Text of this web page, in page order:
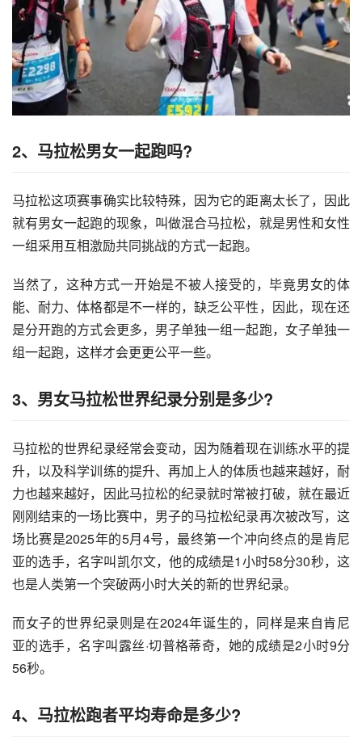
2、马拉松男女一起跑吗?
马拉松这项赛事确实比较特殊，因为它的距离太长了，因此
就有男女一起跑的现象，叫做混合马拉松，就是男性和女性
一组采用互相激励共同挑战的方式一起跑。
当然了，这种方式一开始是不被人接受的，毕竟男女的体
能、耐力、体格都是不一样的，缺乏公平性，因此，现在还
是分开跑的方式会更多，男子单独一组一起跑，女子单独一
组一起跑，这样才会更更公平一些。
3、男女马拉松世界纪录分别是多少?
马拉松的世界纪录经常会变动，因为随着现在训练水平的提
升，以及科学训练的提升、再加上人的体质也越来越好，耐
力也越来越好，因此马拉松的纪录就时常被打破，就在最近
刚刚结束的一场比赛中，男子的马拉松纪录再次被改写，这
场比赛是2025年的5月4号，最终第一个冲向终点的是肯尼
亚的选手，名字叫凯尔文，他的成绩是1小时58分30秒，这
也是人类第一个突破两小时大关的新的世界纪录。
而女子的世界纪录则是在2024年诞生的，同样是来自肯尼
亚的选手，名字叫露丝·切普格蒂奇，她的成绩是2小时9分
56秒。
4、马拉松跑者平均寿命是多少?